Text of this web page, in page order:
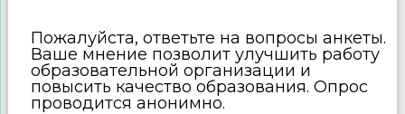
Пожалуйста, ответьте на вопросы анкеты.
Ваше мнение позволит улучшить работу
образовательной организации и
повысить качество образования. Опрос
проводится анонимно.